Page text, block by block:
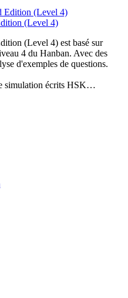
(Level 4)
(Level 4) est basé sur
4 du Hanban. Avec des
d'exemples de questions.
simulation écrits HSK…